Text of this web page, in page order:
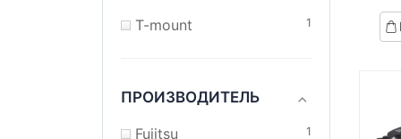
T-mount 1
ПРОИЗВОДИТЕЛЬ
Fujitsu 1